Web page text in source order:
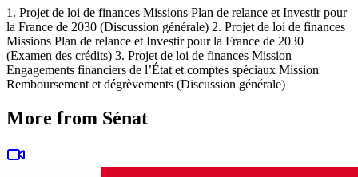
1. Projet de loi de finances Missions Plan de relance et Investir pour
la France de 2030 (Discussion générale) 2. Projet de loi de finances
Missions Plan de relance et Investir pour la France de 2030
(Examen des crédits) 3. Projet de loi de finances Mission
Engagements financiers de l’État et comptes spéciaux Mission
Remboursement et dégrèvements (Discussion générale)
More from Sénat